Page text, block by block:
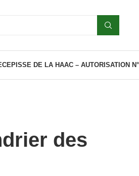
DE LA HAAC – AUTORISATION
des